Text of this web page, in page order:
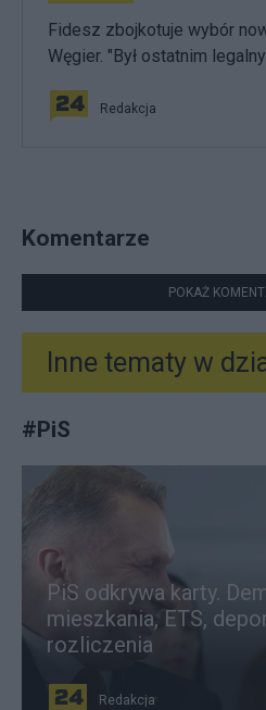
Fidesz zbojkotuje wybór
Węgier. "Był ostatnim
Redakcja
Komentarze
POKAŻ
Inne tematy w
#PiS
PiS odkrywa karty.
mieszkania, ETS,
rozliczenia
Redakcja